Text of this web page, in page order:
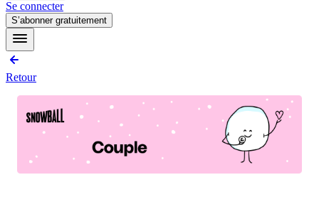
Se connecter
S’abonner gratuitement
Retour